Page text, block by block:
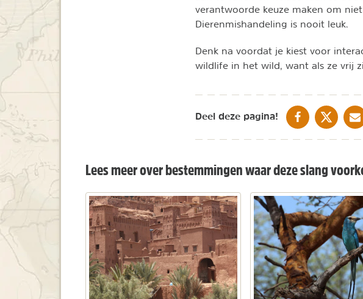
verantwoorde keuze maken om
Dierenmishandeling is nooit leuk.
Denk na voordat je kiest voor
wildlife in het wild, want als ze vrij
Deel deze pagina! DELEN OPDELEN OP
Lees meer over bestemmingen waar deze slang